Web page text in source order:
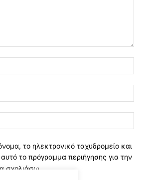
το ηλεκτρονικό ταχυδρομείο και
το πρόγραμμα περιήγησης για την
σχολιάσω.